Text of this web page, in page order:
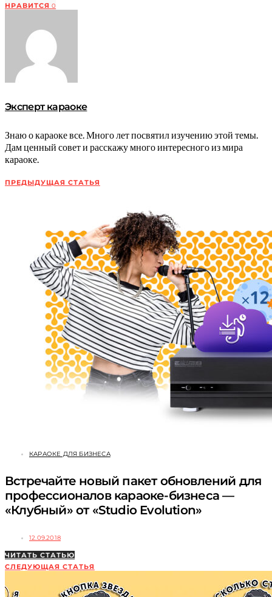
НРАВИТСЯ 0
Эксперт караоке
Знаю о караоке все. Много лет посвятил изучению этой темы.
Дам ценный совет и расскажу много интересного из мира
караоке.
ПРЕДЫДУЩАЯ СТАТЬЯ
КАРАОКЕ ДЛЯ БИЗНЕСА
Встречайте новый пакет обновлений для
профессионалов караоке-бизнеса —
«Клубный» от «Studio Evolution»
12.09.2018
ЧИТАТЬ СТАТЬЮ
СЛЕДУЮЩАЯ СТАТЬЯ